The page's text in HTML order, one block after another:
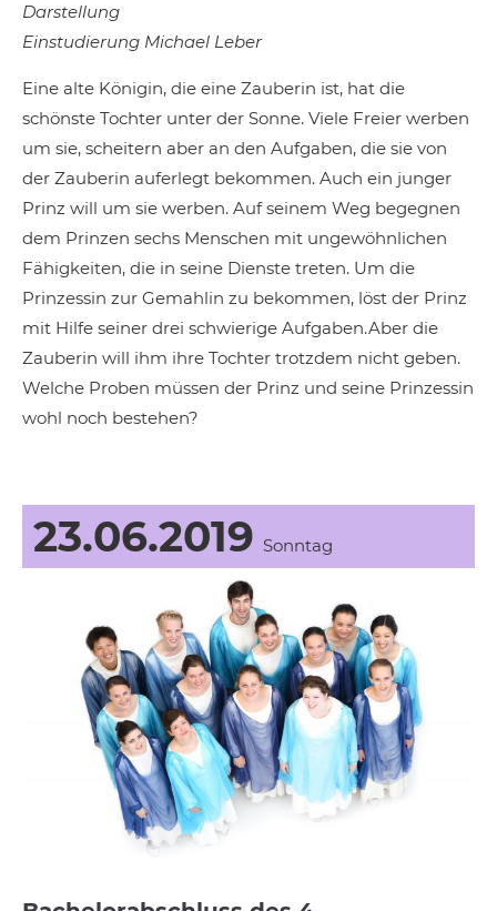
Darstellung
Einstudierung Michael Leber
Eine alte Königin, die eine Zauberin ist, hat die
schönste Tochter unter der Sonne. Viele Freier werben
um sie, scheitern aber an den Aufgaben, die sie von
der Zauberin auferlegt bekommen. Auch ein junger
Prinz will um sie werben. Auf seinem Weg begegnen
dem Prinzen sechs Menschen mit ungewöhnlichen
Fähigkeiten, die in seine Dienste treten. Um die
Prinzessin zur Gemahlin zu bekommen, löst der Prinz
mit Hilfe seiner drei schwierige Aufgaben.Aber die
Zauberin will ihm ihre Tochter trotzdem nicht geben.
Welche Proben müssen der Prinz und seine Prinzessin
wohl noch bestehen?
23.06.2019 Sonntag